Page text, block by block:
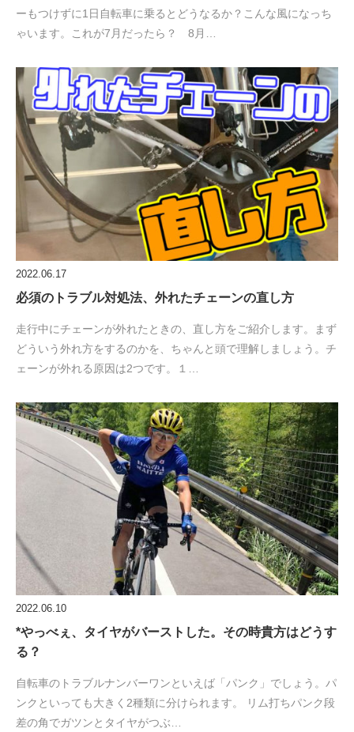
ーもつけずに1日自転車に乗るとどうなるか？こんな風になっち
ゃいます。これが7月だったら？ 8月…
2022.06.17
必須のトラブル対処法、外れたチェーンの直し方
走行中にチェーンが外れたときの、直し方をご紹介します。まず
どういう外れ方をするのかを、ちゃんと頭で理解しましょう。チ
ェーンが外れる原因は2つです。１…
2022.06.10
*やっべぇ、タイヤがバーストした。その時貴方はどうす
る？
自転車のトラブルナンバーワンといえば「パンク」でしょう。パ
ンクといっても大きく2種類に分けられます。 リム打ちパンク段
差の角でガツンとタイヤがつぶ…